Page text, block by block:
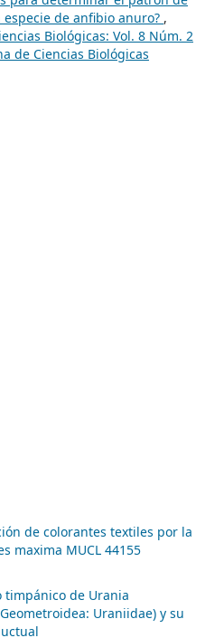
de anfibio anuro? ,
Biológicas: Vol. 8 Núm. 2
de Ciencias Biológicas
de colorantes textiles por la
maxima MUCL 44155
timpánico de Urania
Uraniidae) y su